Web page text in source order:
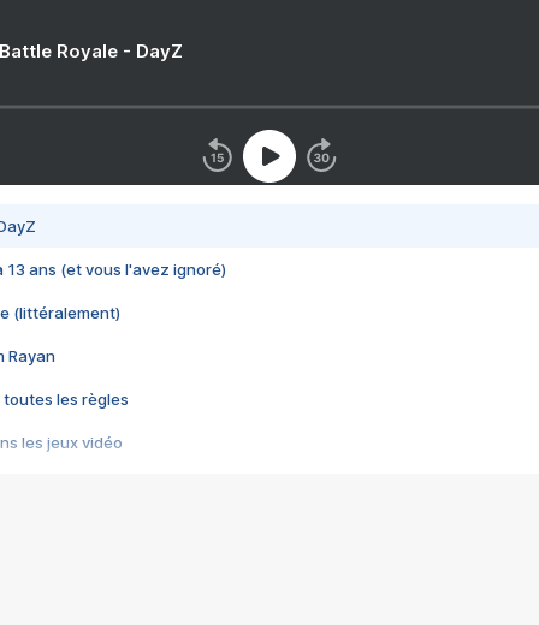
Royale - DayZ
13 ans (et vous l'avez ignoré)
(littéralement)
Rayan
toutes les règles
les jeux vidéo